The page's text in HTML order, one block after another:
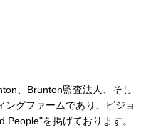
、Brunton監査法人、そし
グファームであり、ビジョ
People"を掲げております。